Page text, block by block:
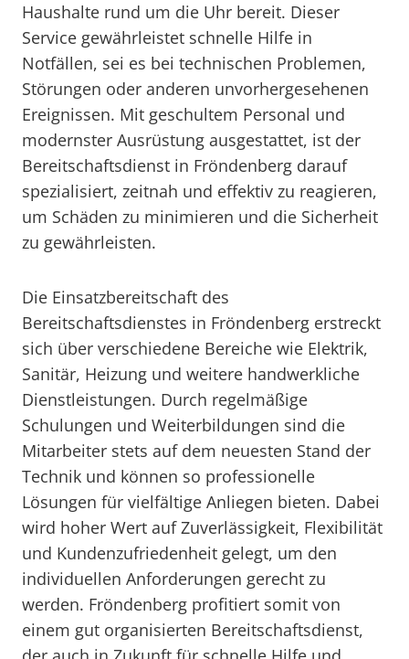
Haushalte rund um die Uhr bereit. Dieser
Service gewährleistet schnelle Hilfe in
Notfällen, sei es bei technischen Problemen,
Störungen oder anderen unvorhergesehenen
Ereignissen. Mit geschultem Personal und
modernster Ausrüstung ausgestattet, ist der
Bereitschaftsdienst in Fröndenberg darauf
spezialisiert, zeitnah und effektiv zu reagieren,
um Schäden zu minimieren und die Sicherheit
zu gewährleisten.
Die Einsatzbereitschaft des
Bereitschaftsdienstes in Fröndenberg erstreckt
sich über verschiedene Bereiche wie Elektrik,
Sanitär, Heizung und weitere handwerkliche
Dienstleistungen. Durch regelmäßige
Schulungen und Weiterbildungen sind die
Mitarbeiter stets auf dem neuesten Stand der
Technik und können so professionelle
Lösungen für vielfältige Anliegen bieten. Dabei
wird hoher Wert auf Zuverlässigkeit, Flexibilität
und Kundenzufriedenheit gelegt, um den
individuellen Anforderungen gerecht zu
werden. Fröndenberg profitiert somit von
einem gut organisierten Bereitschaftsdienst,